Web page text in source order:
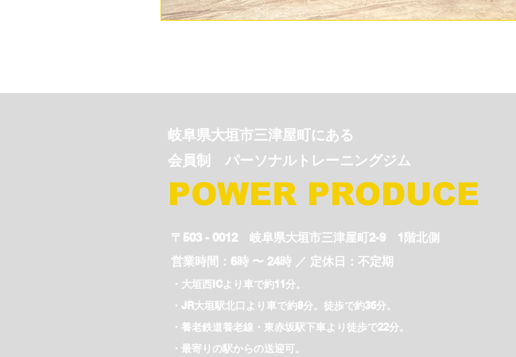
エクササイズ紹介 下半身エクササイズ 会員様の声
​岐阜県大垣市三津屋町にある
​会員制 パーソナルトレーニングジム
POWER PRODUCE
〒503 - 0012 岐阜県大垣市三津屋町2-9 1階北側
営業時間：6時 〜 24時 ／ 定休日：不定期​
・大垣西ICより車で約11分。
・JR大垣駅北口より車で約8分。徒歩で約36分。
​・養老鉄道養老線・東赤坂駅下車より徒歩で22分。
​・最寄りの駅からの送迎可。